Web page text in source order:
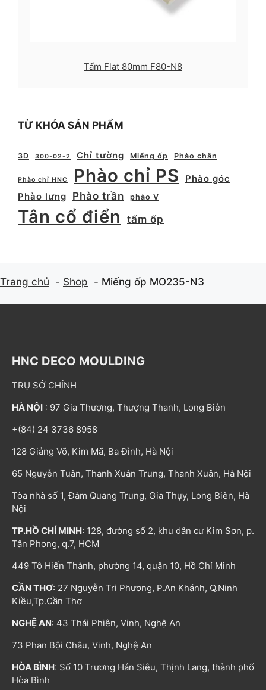
Tấm Flat 80mm F80-N8
TỪ KHÓA SẢN PHẨM
3D 300-02-2 Chỉ tường Miếng ốp Phào chân
Phào chỉ HNC Phào chỉ PS
Phào góc
Phào lưng
Phào trần phào V
Tân cổ điển tấm ốp
Trang chủ Shop Miếng ốp MO235-N3
HNC DECO MOULDING
TRỤ SỞ CHÍNH
HÀ NỘI : 97 Gia Thượng, Thượng Thanh, Long Biên
+(84) 24 3736 8958
128 Giảng Võ, Kim Mã, Ba Đình, Hà Nội
65 Nguyễn Tuân, Thanh Xuân Trung, Thanh Xuân, Hà Nội
Tòa nhà số 1, Đàm Quang Trung, Gia Thụy, Long Biên, Hà
Nội
TP.HỒ CHÍ MINH: 128, đường số 2, khu dân cư Kim Sơn, p.
Tân Phong, q.7, HCM
449 Tô Hiến Thành, phường 14, quận 10, Hồ Chí Minh
CẦN THƠ: 27 Nguyễn Tri Phương, P.An Khánh, Q.Ninh
Kiều,Tp.Cần Thơ
NGHỆ AN: 43 Thái Phiên, Vinh, Nghệ An
73 Phan Bội Châu, Vinh, Nghệ An
HÒA BÌNH: Số 10 Trương Hán Siêu, Thịnh Lang, thành phố
Hòa Bình